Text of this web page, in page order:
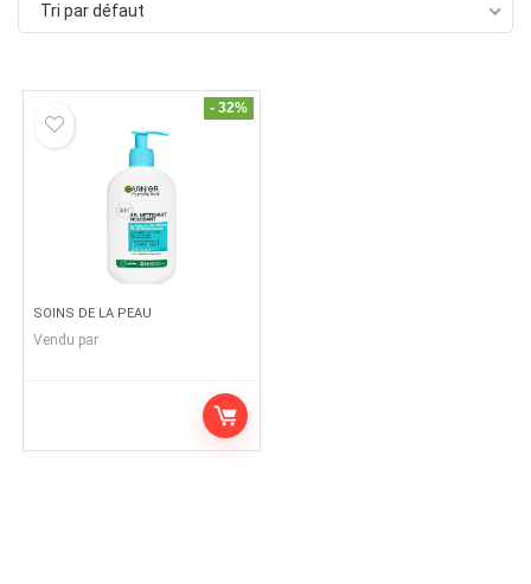
Tri par défaut
- 32%
SOINS DE LA PEAU
Vendu par